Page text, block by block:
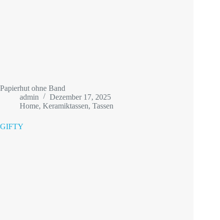
Papierhut ohne Band
admin
Dezember 17, 2025
Home, Keramiktassen, Tassen
GIFTY